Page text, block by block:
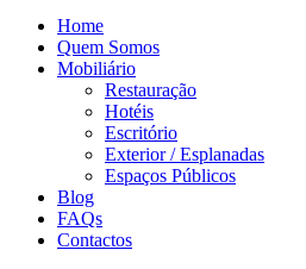
Home
Quem Somos
Mobiliário
Restauração
Hotéis
Escritório
Exterior / Esplanadas
Espaços Públicos
Blog
FAQs
Contactos